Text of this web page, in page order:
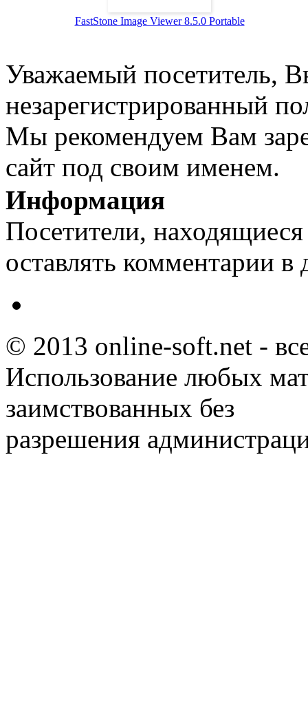
FastStone Image Viewer 8.5.0 Portable
Уважаемый посетитель,
незарегистрированный
Мы рекомендуем Вам
сайт под своим именем.
Информация
Посетители,
оставлять комментарии в
© 2013 online-soft.net -
Использование любых
заимствованных без
разрешения